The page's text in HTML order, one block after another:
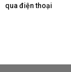
qua điện thoại